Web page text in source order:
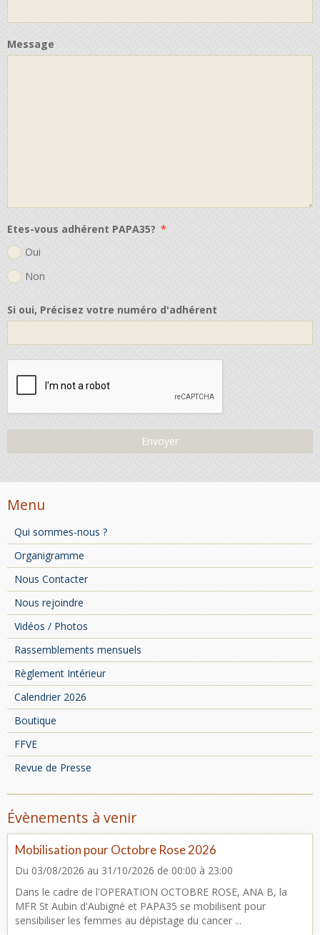
Message
Etes-vous adhérent PAPA35?
Oui
Non
Si oui, Précisez votre numéro d'adhérent
Envoyer
Menu
Qui sommes-nous ?
Organigramme
Nous Contacter
Nous rejoindre
Vidéos / Photos
Rassemblements mensuels
Règlement Intérieur
Calendrier 2026
Boutique
FFVE
Revue de Presse
Évènements à venir
Mobilisation pour Octobre Rose 2026
Du 03/08/2026 au 31/10/2026 de 00:00 à 23:00
Dans le cadre de l'OPERATION OCTOBRE ROSE, ANA B, la
MFR St Aubin d'Aubigné et PAPA35 se mobilisent pour
sensibiliser les femmes au dépistage du cancer ...